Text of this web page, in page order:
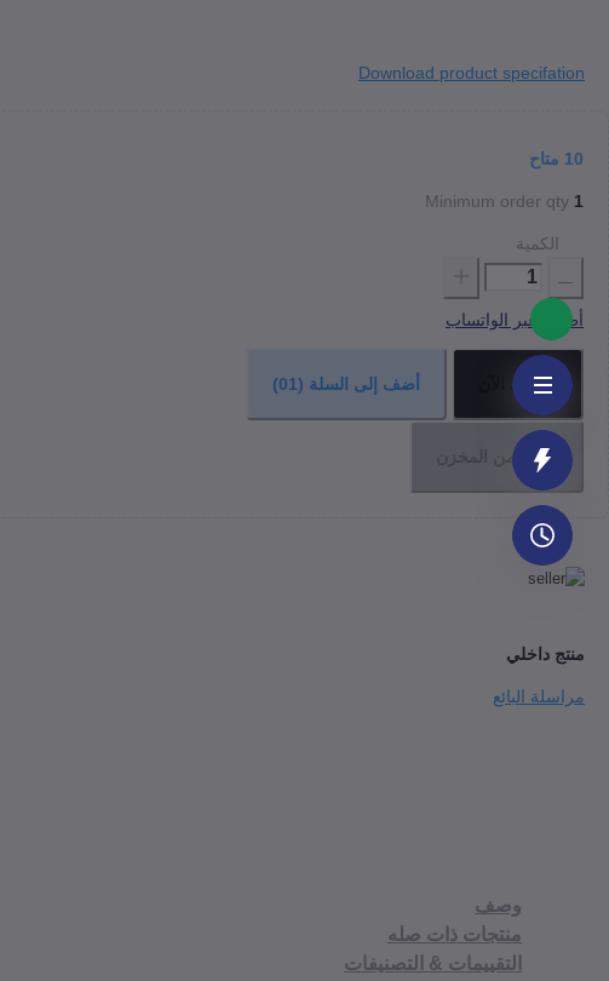
Download product specifation
10 متاح
Minimum order qty 1
الكمية
أطلب عبر الواتساب
اشتري الآن أضف إلى السلة (01)
إنتهى من المخزن
منتج داخلي
مراسلة البائع
وصف
منتجات ذات صله
التقييمات & التصنيفات